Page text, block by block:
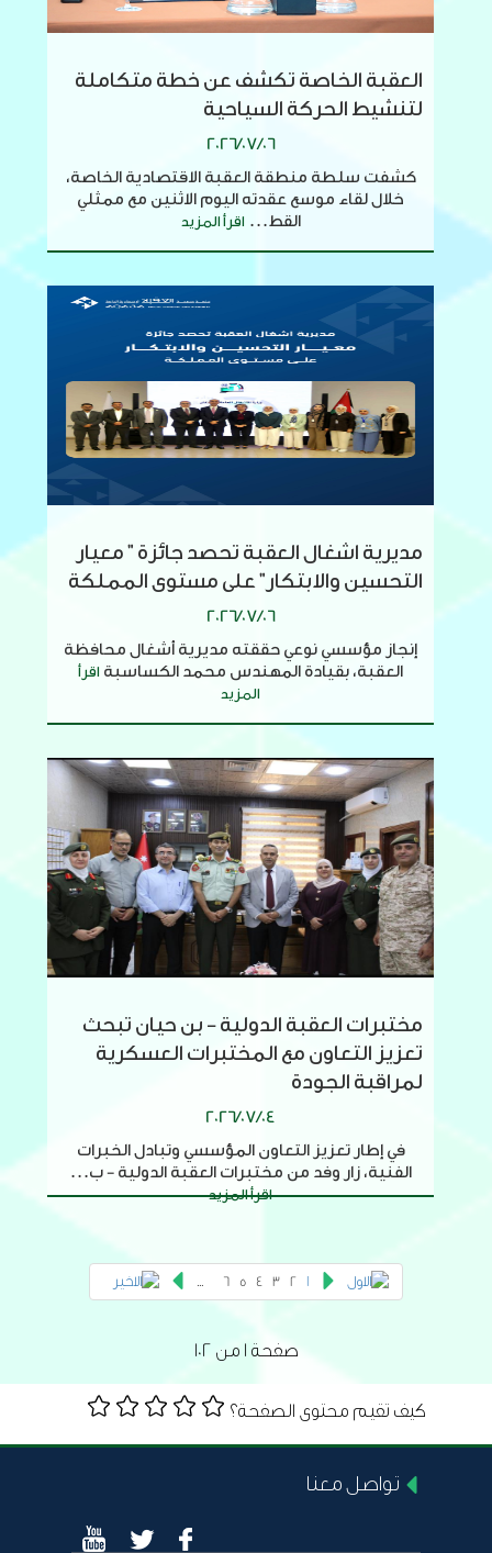
العقبة الخاصة تكشف عن خطة متكاملة
لتنشيط الحركة السياحية
2026/07/06
كشفت سلطة منطقة العقبة الاقتصادية الخاصة،
خلال لقاء موسع عقدته اليوم الاثنين مع ممثلي
القط... اقرأ المزيد
مديرية اشغال العقبة تحصد جائزة " معيار
التحسين والابتكار" على مستوى المملكة
2026/07/06
إنجاز مؤسسي نوعي حققته مديرية أشغال محافظة
العقبة، بقيادة المهندس محمد الكساسبة اقرأ
المزيد
مختبرات العقبة الدولية - بن حيان تبحث
تعزيز التعاون مع المختبرات العسكرية
لمراقبة الجودة
2026/07/04
في إطار تعزيز التعاون المؤسسي وتبادل الخبرات
الفنية، زار وفد من مختبرات العقبة الدولية - ب...
اقرأ المزيد
1
2
3
4
5
6
...
صفحة 1 من 102
كيف تقيم محتوى الصفحة؟
تواصل معنا